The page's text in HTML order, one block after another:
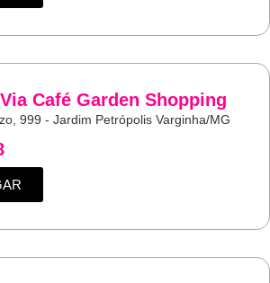
Café Garden Shopping
999 - Jardim Petrópolis Varginha/MG